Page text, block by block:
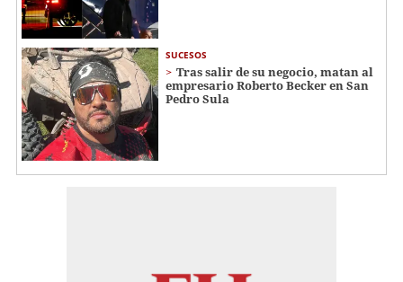
SUCESOS
Tras salir de su negocio, matan al
empresario Roberto Becker en San
Pedro Sula